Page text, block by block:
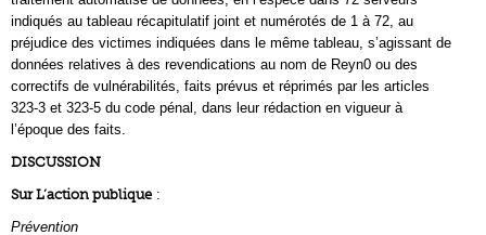
indiqués au tableau récapitulatif joint et numérotés de 1 à 72, au
préjudice des victimes indiquées dans le même tableau, s’agissant de
données relatives à des revendications au nom de Reyn0 ou des
correctifs de vulnérabilités, faits prévus et réprimés par les articles
323-3 et 323-5 du code pénal, dans leur rédaction en vigueur à
l’époque des faits.
DISCUSSION
Sur L’action publique :
Prévention